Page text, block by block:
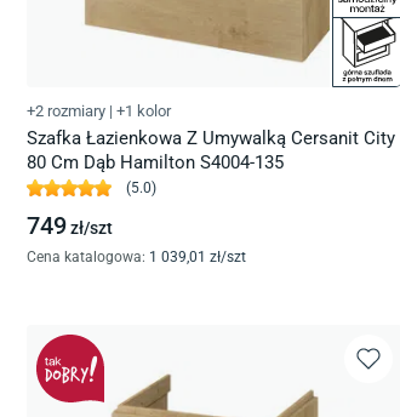
+2 rozmiary | +1 kolor
Szafka Łazienkowa Z Umywalką Cersanit City
80 Cm Dąb Hamilton S4004-135
(5.0)
749zł/szt
Cena katalogowa: 1 039,01 zł/szt